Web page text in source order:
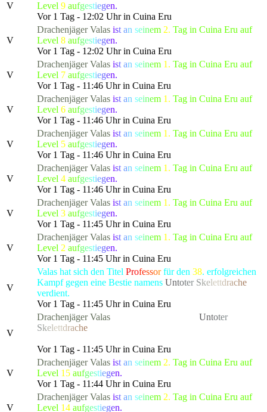
V Level 9 aufgestiegen.
Vor 1 Tag - 12:02 Uhr in Cuina Eru
V
Drachenjäger Valas ist an seinem 2. Tag in Cuina Eru auf
Level 8 aufgestiegen.
Vor 1 Tag - 12:02 Uhr in Cuina Eru
V
Drachenjäger Valas ist an seinem 1. Tag in Cuina Eru auf
Level 7 aufgestiegen.
Vor 1 Tag - 11:46 Uhr in Cuina Eru
V
Drachenjäger Valas ist an seinem 1. Tag in Cuina Eru auf
Level 6 aufgestiegen.
Vor 1 Tag - 11:46 Uhr in Cuina Eru
V
Drachenjäger Valas ist an seinem 1. Tag in Cuina Eru auf
Level 5 aufgestiegen.
Vor 1 Tag - 11:46 Uhr in Cuina Eru
V
Drachenjäger Valas ist an seinem 1. Tag in Cuina Eru auf
Level 4 aufgestiegen.
Vor 1 Tag - 11:46 Uhr in Cuina Eru
V
Drachenjäger Valas ist an seinem 1. Tag in Cuina Eru auf
Level 3 aufgestiegen.
Vor 1 Tag - 11:45 Uhr in Cuina Eru
V
Drachenjäger Valas ist an seinem 1. Tag in Cuina Eru auf
Level 2 aufgestiegen.
Vor 1 Tag - 11:45 Uhr in Cuina Eru
V
Valas hat sich den Titel Professorfür den 38. erfolgreichen
Kampf gegen eine Bestie namens Untoter Skelettdrache
verdient.
Vor 1 Tag - 11:45 Uhr in Cuina Eru
V
Drachenjäger Valas Untoter
Skelettdrache
Vor 1 Tag - 11:45 Uhr in Cuina Eru
V
Drachenjäger Valas ist an seinem 2. Tag in Cuina Eru auf
Level 15 aufgestiegen.
Vor 1 Tag - 11:44 Uhr in Cuina Eru
V
Drachenjäger Valas ist an seinem 2. Tag in Cuina Eru auf
Level 14 aufgestiegen.